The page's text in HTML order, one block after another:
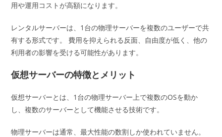
用や運用コストが高額になります。
レンタルサーバーは、1台の物理サーバーを複数のユーザーで共
有する形式です。 費用を抑えられる反面、自由度が低く、他の
利用者の影響を受ける可能性があります。
仮想サーバーの特徴とメリット
仮想サーバーとは、1台の物理サーバー上で複数のOSを動か
し、複数のサーバーとして機能させる技術です。
物理サーバーは通常、最大性能の数割しか使われていません。